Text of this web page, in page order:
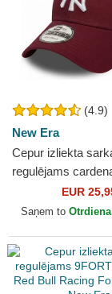
(4.9)
New Era
Cepur izliekta
regulējams
9FORTY Essential
York Yankees
EUR
Saņem to